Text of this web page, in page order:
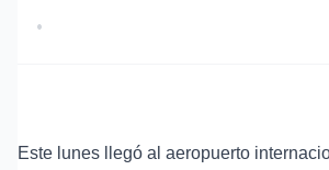
•
Este lunes llegó al aeropuerto